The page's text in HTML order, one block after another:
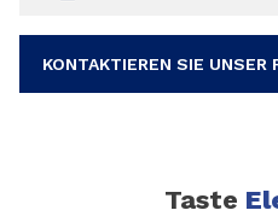
KONTAKTIEREN SIE UNSER
Taste